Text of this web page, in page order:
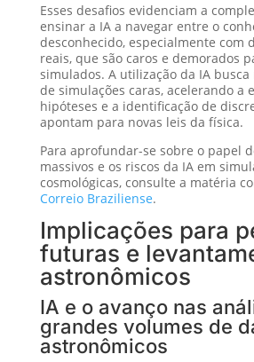
Esses desafios evidenciam a
ensinar a IA a navegar entre o
desconhecido, especialmente com
reais, que são caros e demorados
simulados. A utilização da IA
de simulações caras, acelerando a
hipóteses e a identificação de
apontam para novas leis da física.
Para aprofundar-se sobre o papel
massivos e os riscos da IA em
cosmológicas, consulte a matéria
Correio Braziliense.
Implicações para
futuras e
astronômicos
IA e o avanço nas
grandes volumes de
astronômicos